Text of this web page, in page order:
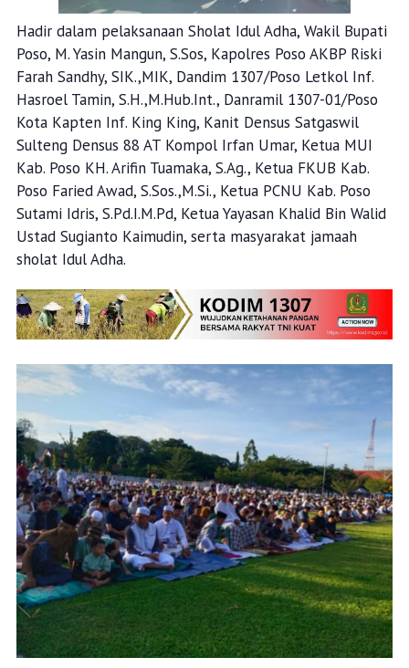
Hadir dalam pelaksanaan Sholat Idul Adha, Wakil Bupati
Poso, M. Yasin Mangun, S.Sos, Kapolres Poso AKBP Riski
Farah Sandhy, SIK.,MIK, Dandim 1307/Poso Letkol Inf.
Hasroel Tamin, S.H.,M.Hub.Int., Danramil 1307-01/Poso
Kota Kapten Inf. King King, Kanit Densus Satgaswil
Sulteng Densus 88 AT Kompol Irfan Umar, Ketua MUI
Kab. Poso KH. Arifin Tuamaka, S.Ag., Ketua FKUB Kab.
Poso Faried Awad, S.Sos.,M.Si., Ketua PCNU Kab. Poso
Sutami Idris, S.Pd.I.M.Pd, Ketua Yayasan Khalid Bin Walid
Ustad Sugianto Kaimudin, serta masyarakat jamaah
sholat Idul Adha.